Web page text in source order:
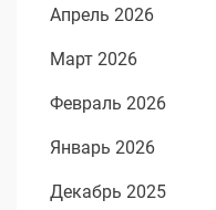
Апрель 2026
Март 2026
Февраль 2026
Январь 2026
Декабрь 2025